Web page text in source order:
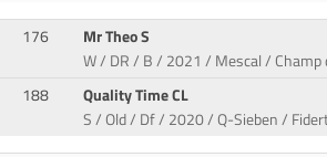
176
Mr Theo S
W / DR / B / 2021 / Mescal / Champ
188
Quality Time CL
S / Old / Df / 2020 / Q-Sieben /